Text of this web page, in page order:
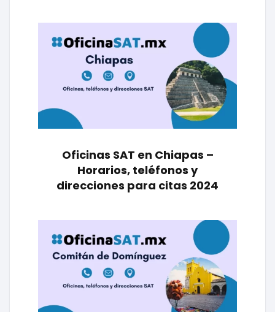
Oficinas SAT en Chiapas –
Horarios, teléfonos y
direcciones para citas 2024